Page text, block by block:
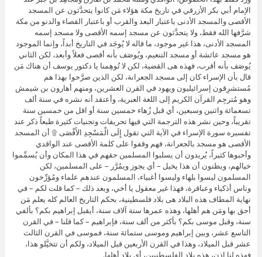
الإمام أبي بكر الأزرقي في تاريخ مكة هؤلاء مَن كانوا يتحدَّثون عن المسجد
الأقصى والمسجد الأدنى باعتبار البعد والقرب أو باعتبار القصاء والدنو من مكة
شرَّفها الله فقط، ولا يتحدَّثون عن مسجد إسمه الأقصى ولا مسجد إسمه
المسجد الأدنى، هذا غير موجود، ما قاله لا يُوجَد في التاريخ أبداً، وإنما الموجود
هو مسجد عائشة أو مسجد التنعيم، ويُوصَف بأنه أقصى فعلاً وأبعد، لكن الثاني
يُوصَف بأنه أقرب، فهذه هى القضية، لكن لا تُوهِمنا يا دكتور يوسف أن هناك مَن
قال بأن الإسراء كان إلى مسجد الجعرانة، لكن الذين صرَّحوا بهذا هم
مُستشرِقون إسرائيليون ويهود في القرن العشرين، ومنهم أهارون بن شيمش
وهو مُترجِم القرآن الكريم إلى اللغة العبرية، وأعتقد أنه نشره في سنة ألف
تسعمائة واثنين وسبعين، أي قبل زُهاء خمسين سنة أو اقل من خمسين سنة
تقريباً، وحين نشر هذه الترجمة التي فيها تحريفات وتجنيات كثيرة طبعاً ذكر عند
تفسيره سورة الإسراء في الآية التي تقول إِلَى الْمَسْجِدِ الأَقْصَى ۩ أن المسجد
الأقصى هو مسجد بالجعرانة، فهم وقفوا على كلمة الأقصى عند الواقدي
وأحبوها كثيراً، يُريدون أن يسلبوا المسلمين حقهم في هذا المكان وأن يُسمِّموا
خيالهم، ويظنون أن هذا يخيل – أي يجوز ويمُرَّر – على المسلمين، لكن
المسلمون ليسوا بلهاء وليسوا أغبياء، المسلمون عندهم علماء ومُؤرِّخون
وناس أذكياء وعباقرة، فهذا غير معقول يا أخي، وبعد ذلك – كما قلت لكم – في
نهاية المطاف هذه البلاد هى بلاد فلسطينية، بحكم التاريخ العالم كله يعلم مَن
أحق بها ومَن هم أهلها، وهذه عمرها ستة آلاف سنة، أيقبل إبراهيم بكم؟ بألفي
سنة، وقبل موسى بكم؟ بأكثر من ألف سنة، فإبراهيم – كما قلنا – في القرن
التاسع عشر، وبين إبراهيم وموسى ستمائة سنة، فموسى في القرن الثالث
عشر قبل الميلاد، وهذا في القرن الأربعين قبل الميلاد، ولكم أن تتخيَّلو هذا،
فهذه لنا إذن، هذه بلاد الفلسطنيين، أي بلاد أهلها.